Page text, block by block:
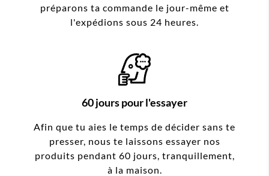
préparons ta commande le jour-même et
l'expédions sous 24 heures.
60 jours pour l'essayer
Afin que tu aies le temps de décider sans te
presser, nous te laissons essayer nos
produits pendant 60 jours, tranquillement,
à la maison.